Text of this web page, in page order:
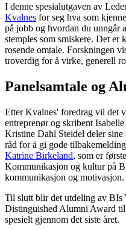
I denne spesialutgaven av
Kvalnes for seg hva som
på jobb og hvordan du unngår
stemples som smiskere. Det er
rosende omtale. Forskningen
troverdig for å virke, generell
Panelsamtale og
Etter Kvalnes' foredrag vil det
entreprenør og skribent
Kristine Dahl Steidel deler
råd for å gi gode
Katrine Birkeland, som er
Kommunikasjon og kultur på
kommunikasjon og motivasjon.
Til slutt blir det utdeling av
Distinguished Alumni Award
spesielt gjennom det siste året.